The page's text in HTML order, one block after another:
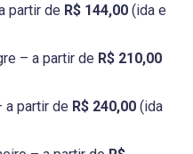
partir de R$ 144,00 (ida e
– a partir de R$ 210,00
a partir de R$ 240,00 (ida